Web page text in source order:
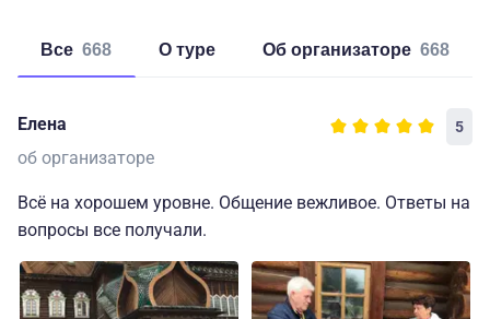
Все 668 о туре об организаторе 668
Елена 5
об организаторе
Всё на хорошем уровне. Общение вежливое. Ответы на
вопросы все получали.